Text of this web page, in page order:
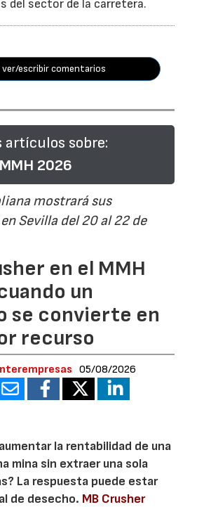
del sector de la carretera.
ver/escribir comentarios
artículos sobre:
2026
mostrará sus
Sevilla del 20 al 22 de
en el MMH
un
se convierte en
recurso
05/08/2026
la rentabilidad de una
mina sin extraer una sola
La respuesta puede estar
de desecho. MB Crusher